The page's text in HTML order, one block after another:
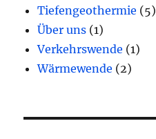
Tiefengeothermie (5)
Über uns (1)
Verkehrswende (1)
Wärmewende (2)